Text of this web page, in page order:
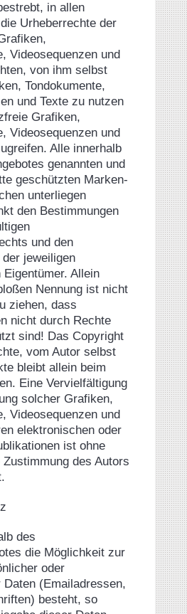
in allen
Urheberrechte der
Videosequenzen und
von ihm selbst
Tondokumente,
und Texte zu nutzen
Grafiken,
Videosequenzen und
Alle innerhalb
genannten und
geschützten Marken-
unterliegen
den Bestimmungen
und den
jeweiligen
Eigentümer. Allein
Nennung ist nicht
ziehen, dass
nicht durch Rechte
sind! Das Copyright
vom Autor selbst
bleibt allein beim
Eine Vervielfältigung
solcher Grafiken,
Videosequenzen und
elektronischen oder
ist ohne
des Autors
des
die Möglichkeit zur
oder
(Emailadressen,
besteht, so